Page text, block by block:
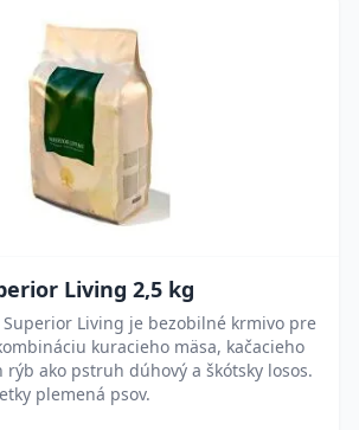
Living 2,5 kg
Superior Living je bezobilné krmivo pre
kuracieho mäsa, kačacieho
rýb ako pstruh dúhový a škótsky losos.
plemená psov.